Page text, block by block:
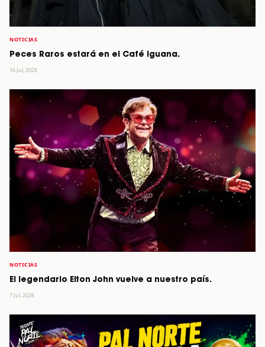
NOTICIAS
Peces Raros estará en el Café Iguana.
16 Jul, 2026
NOTICIAS
El legendario Elton John vuelve a nuestro país.
7 Jul, 2026